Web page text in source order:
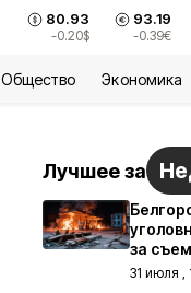
80.93
-0.20$
93.19
-0.39€
Общество Экономика
Лучшее за
за
31 июля ,